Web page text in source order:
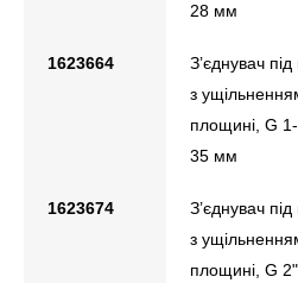
28 мм
1623664
З’єднувач
з
площині, G
35 мм
1623674
З’єднувач
з
площині, G